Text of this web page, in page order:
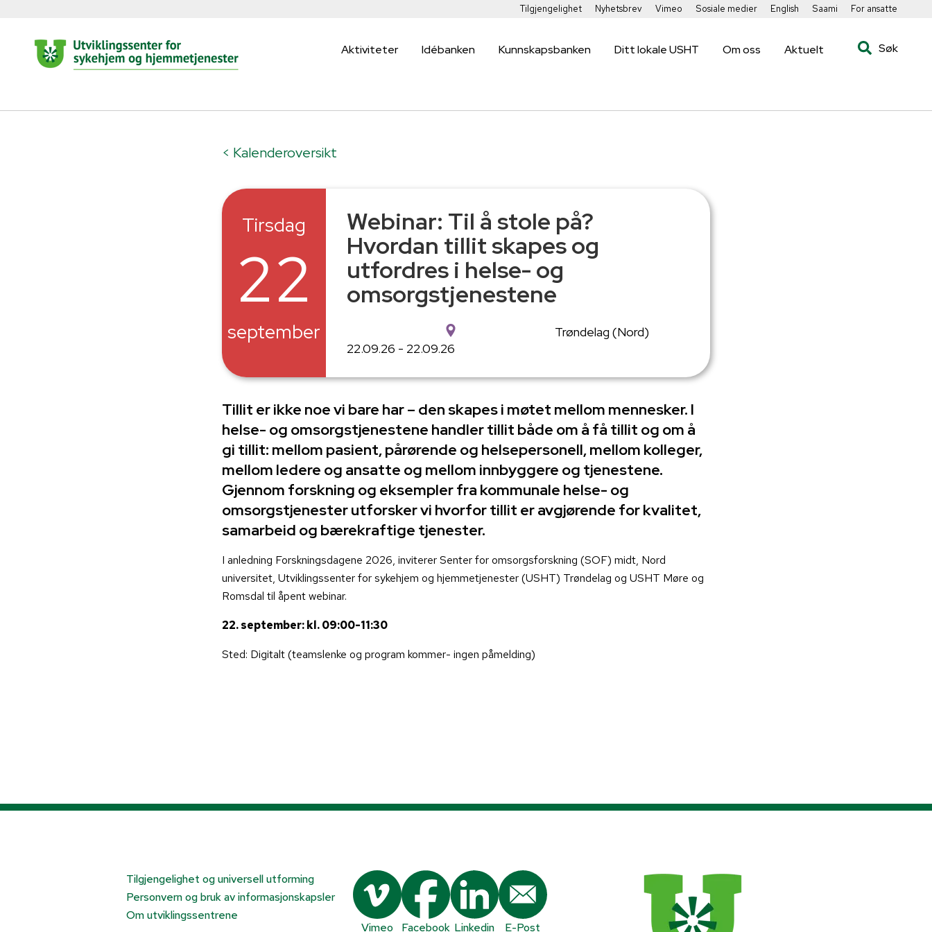
Tilgjengelighet Nyhetsbrev Vimeo Sosiale medier English Saami For ansatte
Aktiviteter Idébanken Kunnskapsbanken Ditt lokale USHT Om oss Aktuelt Søk
< Kalenderoversikt
Tirsdag
22
september
Webinar: Til å stole på?
Hvordan tillit skapes og
utfordres i helse- og
omsorgstjenestene
Trøndelag (Nord)
22.09.26 - 22.09.26
Tillit er ikke noe vi bare har – den skapes i møtet mellom mennesker. I
helse- og omsorgstjenestene handler tillit både om å få tillit og om å
gi tillit: mellom pasient, pårørende og helsepersonell, mellom kolleger,
mellom ledere og ansatte og mellom innbyggere og tjenestene.
Gjennom forskning og eksempler fra kommunale helse- og
omsorgstjenester utforsker vi hvorfor tillit er avgjørende for kvalitet,
samarbeid og bærekraftige tjenester.
I anledning Forskningsdagene 2026, inviterer Senter for omsorgsforskning (SOF) midt, Nord
universitet, Utviklingssenter for sykehjem og hjemmetjenester (USHT) Trøndelag og USHT Møre og
Romsdal til åpent webinar.
22. september: kl. 09:00-11:30
Sted: Digitalt (teamslenke og program kommer- ingen påmelding)
Tilgjengelighet og universell utforming
Personvern og bruk av informasjonskapsler
Om utviklingssentrene
Vimeo
Facebook Linkedin E-Post